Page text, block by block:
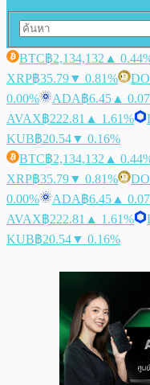
BTC฿2,134,132 ▲
XRP฿35.79▼ 0.81%
0.00%
ADA฿6.45 ▲
AVAX฿222.81 ▲ 1.61%
KUB฿20.54▼ 0.16%
BTC฿2,134,132 ▲
XRP฿35.79▼ 0.81%
0.00%
ADA฿6.45 ▲
AVAX฿222.81 ▲ 1.61%
KUB฿20.54▼ 0.16%